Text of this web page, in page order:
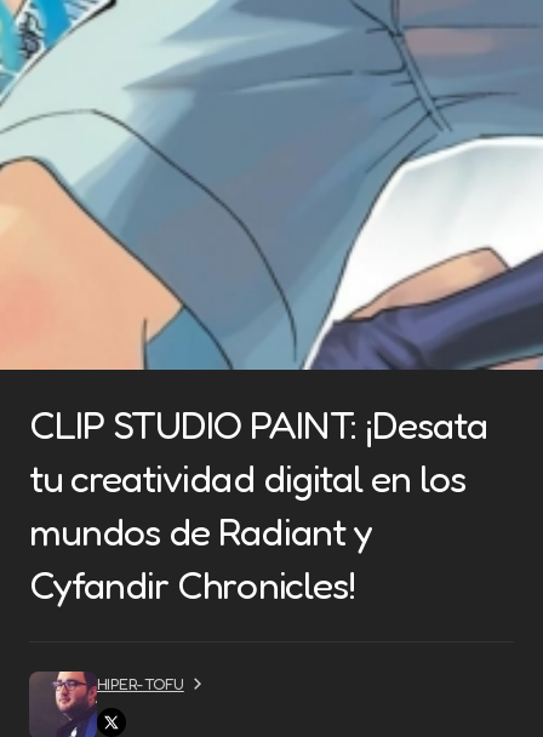
CLIP STUDIO PAINT: ¡Desata
tu creatividad digital en los
mundos de Radiant y
Cyfandir Chronicles!
HIPER-TOFU